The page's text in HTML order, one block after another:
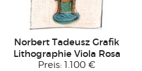
Norbert Tadeusz Grafik
Lithographie Viola Rosa
Preis: 1.100 €